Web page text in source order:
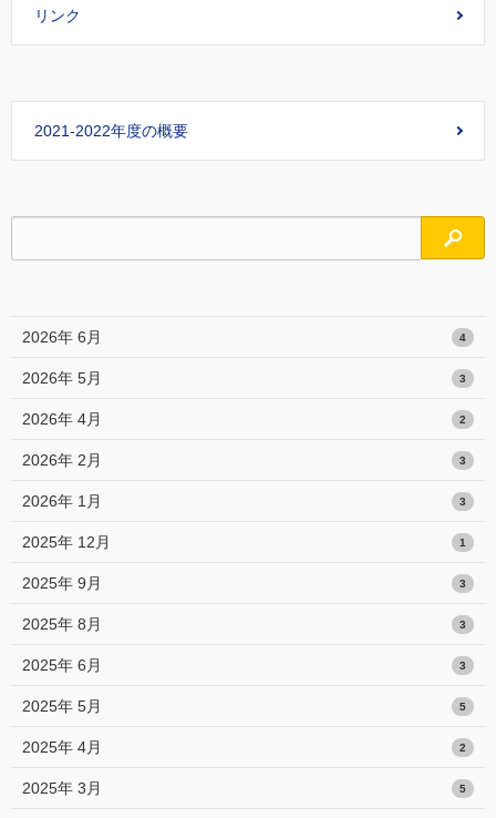
リンク
2021-2022年度の概要
検索
2026年 6月 4
2026年 5月 3
2026年 4月 2
2026年 2月 3
2026年 1月 3
2025年 12月 1
2025年 9月 3
2025年 8月 3
2025年 6月 3
2025年 5月 5
2025年 4月 2
2025年 3月 5